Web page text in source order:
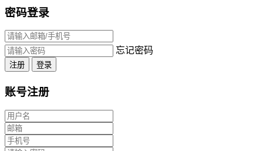
密码登录
忘记密码
注册 登录
账号注册